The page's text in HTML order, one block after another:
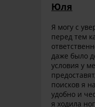
Юля
Я могу с
перед тем
даже было
условия у
поисков я
удобно и
я ходила